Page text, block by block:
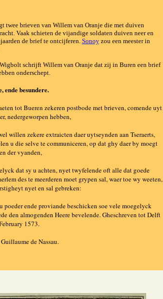
twee brieven van Willem van Oranje die met duiven
Vaak schieten de vijandige soldaten duiven neer en
de brief te ontcijferen. Sonoyzou een meester in
schrijft Willem van Oranje dat zij in Buren een brief
onderschept.
ende besundere.
tot Bueren zekeren postbode met brieven, comende uyt
nedergeworpen hebben,
willen zekere extraicten daer uytseynden aan Tseraerts,
u die selve te communiceren, op dat ghy daer by moegt
der vyanden,
dat sy u achten, nyet twyfelende oft alle dat goede
des te meerderen moet grypen sal, waer toe wy weeten,
nyet en sal gebreken:
poeder ende proviande beschicken soe vele moegelyck
den almogenden Heere bevelende. Gheschreven tot Delft
1573.
de Nassau.